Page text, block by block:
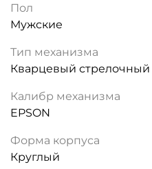
Пол
Мужские
Тип механизма
Кварцевый стрелочный
Калибр механизма
EPSON
Форма корпуса
Круглый